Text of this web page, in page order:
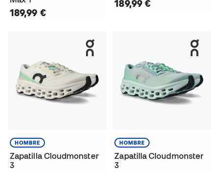
189,99 €
189,99 €
HOMBRE
Zapatilla Cloudmonster
3
HOMBRE
Zapatilla Cloudmonster
3